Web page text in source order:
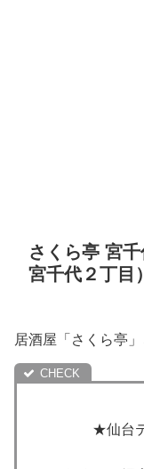
さくら亭 宮
宮千代２丁目）
居酒屋「さくら亭」
★仙台